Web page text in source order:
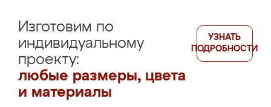
Изготовим по
индивидуальному
проекту:
любые размеры, цвета
и материалы
УЗНАТЬ
ПОДРОБНОСТИ